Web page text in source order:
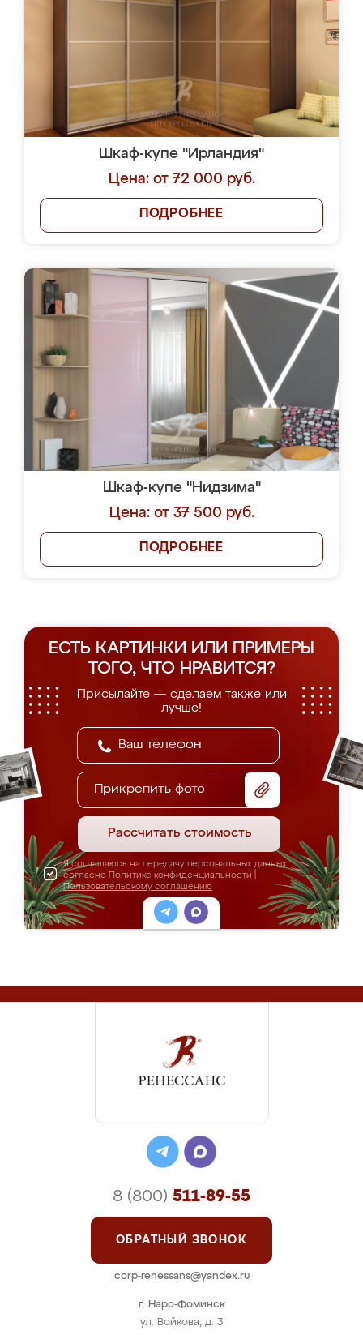
Шкаф-купе "Ирландия"
Цена: от 72 000 руб.
ПОДРОБНЕЕ
Шкаф-купе "Нидзима"
Цена: от 37 500 руб.
ПОДРОБНЕЕ
ЕСТЬ КАРТИНКИ ИЛИ ПРИМЕРЫ
ТОГО, ЧТО НРАВИТСЯ?
Присылайте — сделаем также или
лучше!
Прикрепить фото
Рассчитать стоимость
Я соглашаюсь на передачу персональных данных
согласно Политике конфиденциальности
Пользовательскому соглашению
г. Наро-Фоминск
ул. Войкова, д. 3
8 (800) 511-89-55
ОБРАТНЫЙ ЗВОНОК
corp-renessans@yandex.ru